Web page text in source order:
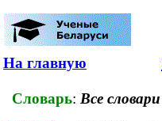
На главную
Словарь: Все словари